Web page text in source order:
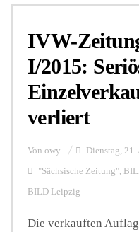
IVW-
I/2015:
verliert
Von owy Dienstag,
"Sächsische Zeitung",
BILD Leipzig
Die verkauften